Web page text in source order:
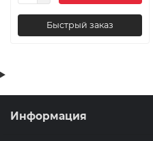
Быстрый заказ
Информация